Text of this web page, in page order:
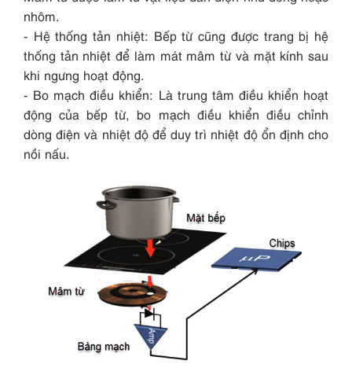
nhôm.
- Hệ thống tản nhiệt: Bếp từ cũng được trang bị hệ
thống tản nhiệt để làm mát mâm từ và mặt kính sau
khi ngưng hoạt động.
- Bo mạch điều khiển: Là trung tâm điều khiển hoạt
động của bếp từ, bo mạch điều khiển điều chỉnh
dòng điện và nhiệt độ để duy trì nhiệt độ ổn định cho
nồi nấu.